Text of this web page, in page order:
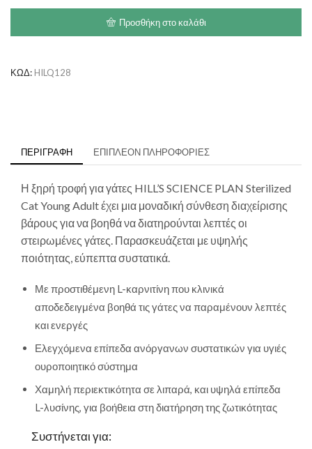
Adult
Sterilised
Προσθήκη στο καλάθι
ΚΩΔ: HILQ128
ΠΕΡΙΓΡΑΦΉ ΕΠΙΠΛΈΟΝ ΠΛΗΡΟΦΟΡΊΕΣ
Η ξηρή τροφή για γάτες HILL’S SCIENCE PLAN Sterilized
Cat Young Adult έχει μια μοναδική σύνθεση διαχείρισης
βάρους για να βοηθά να διατηρούνται λεπτές οι
στειρωμένες γάτες. Παρασκευάζεται με υψηλής
ποιότητας, εύπεπτα συστατικά.
Με προστιθέμενη L-καρνιτίνη που κλινικά
αποδεδειγμένα βοηθά τις γάτες να παραμένουν λεπτές
και ενεργές
Ελεγχόμενα επίπεδα ανόργανων συστατικών για υγιές
ουροποιητικό σύστημα
Χαμηλή περιεκτικότητα σε λιπαρά, και υψηλά επίπεδα
L-λυσίνης, για βοήθεια στη διατήρηση της ζωτικότητας
Συστήνεται για: